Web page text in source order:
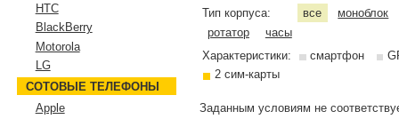
Тип корпуса:
все
моноблок
ротатор
часы
Характеристики:
смартфон
2 сим-карты
Заданным условиям не
HTC
BlackBerry
Motorola
LG
СОТОВЫЕ ТЕЛЕФОНЫ
Apple